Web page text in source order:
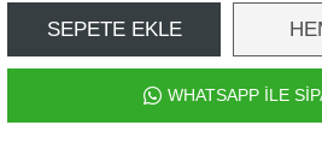
SEPETE EKLE
WHATSAPP İLE